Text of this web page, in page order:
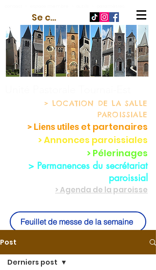
Se connecter
> LOCATION DE LA SALLE
PAROISSIALE
> Liens utiles et partenaires
> Annonces paroissiales
> Pélerinages
> Permanences du secrétariat
paroissial
> Agenda de la paroisse
Feuillet de messe de la semaine
Post
Derniers post